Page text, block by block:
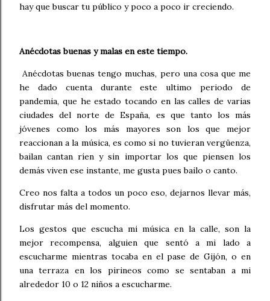
hay que buscar tu público y poco a poco ir creciendo.
Anécdotas buenas y malas en este tiempo.
Anécdotas buenas tengo muchas, pero una cosa que me
he dado cuenta durante este ultimo periodo de
pandemia, que he estado tocando en las calles de varias
ciudades del norte de España, es que tanto los más
jóvenes como los más mayores son los que mejor
reaccionan a la música, es como si no tuvieran vergüenza,
bailan cantan ríen y sin importar los que piensen los
demás viven ese instante, me gusta pues bailo o canto.
Creo nos falta a todos un poco eso, dejarnos llevar más,
disfrutar más del momento.
Los gestos que escucha mi música en la calle, son la
mejor recompensa, alguien que sentó a mi lado a
escucharme mientras tocaba en el pase de Gijón, o en
una terraza en los pirineos como se sentaban a mi
alrededor 10 o 12 niños a escucharme.